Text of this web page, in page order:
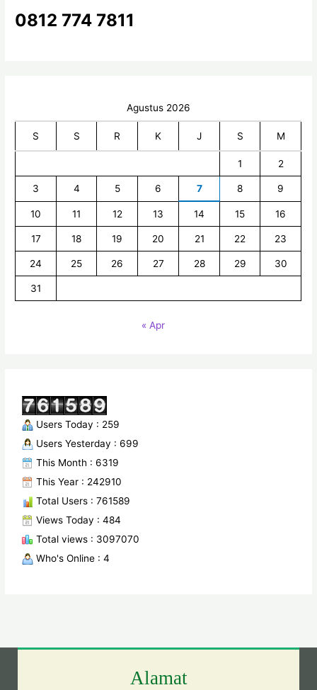
k
0812 774 7811
Agustus 2026
S S R K J S M
1 2
3 4 5 6 7 8 9
10 11 12 13 14 15 16
17 18 19 20 21 22 23
24 25 26 27 28 29 30
31
« Apr
Users Today : 259
Users Yesterday : 699
This Month : 6319
This Year : 242910
Total Users : 761589
Views Today : 484
Total views : 3097070
Who's Online : 4
Alamat